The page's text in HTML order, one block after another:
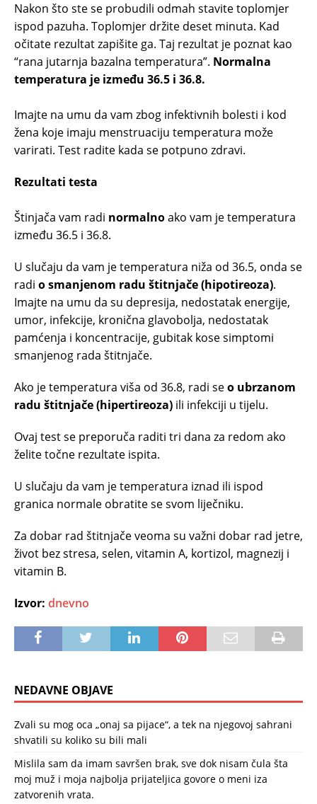
Nakon što ste se probudili odmah stavite toplomjer
ispod pazuha. Toplomjer držite deset minuta. Kad
očitate rezultat zapišite ga. Taj rezultat je poznat kao
“rana jutarnja bazalna temperatura”. Normalna
temperatura je između 36.5 i 36.8.
Imajte na umu da vam zbog infektivnih bolesti i kod
žena koje imaju menstruaciju temperatura može
varirati. Test radite kada se potpuno zdravi.
Rezultati testa
Štinjača vam radi normalnoako vam je temperatura
između 36.5 i 36.8.
U slučaju da vam je temperatura niža od 36.5, onda se
radi o smanjenom radu štitnjače (hipotireoza).
Imajte na umu da su depresija, nedostatak energije,
umor, infekcije, kronična glavobolja, nedostatak
pamćenja i koncentracije, gubitak kose simptomi
smanjenog rada štitnjače.
Ako je temperatura viša od 36.8, radi seo ubrzanom
radu štitnjače (hipertireoza) ili infekciji u tijelu.
Ovaj test se preporuča raditi tri dana za redom ako
želite točne rezultate ispita.
U slučaju da vam je temperatura iznad ili ispod
granica normale obratite se svom liječniku.
Za dobar rad štitnjače veoma su važni dobar rad jetre,
život bez stresa, selen, vitamin A, kortizol, magnezij i
vitamin B.
Izvor: dnevno
NEDAVNE OBJAVE
Zvali su mog oca „onaj sa pijace“, a tek na njegovoj sahrani
shvatili su koliko su bili mali
Mislila sam da imam savršen brak, sve dok nisam čula šta
moj muž i moja najbolja prijateljica govore o meni iza
zatvorenih vrata.